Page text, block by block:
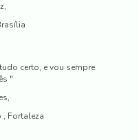
certo, e vou sempre
"
, Fortaleza